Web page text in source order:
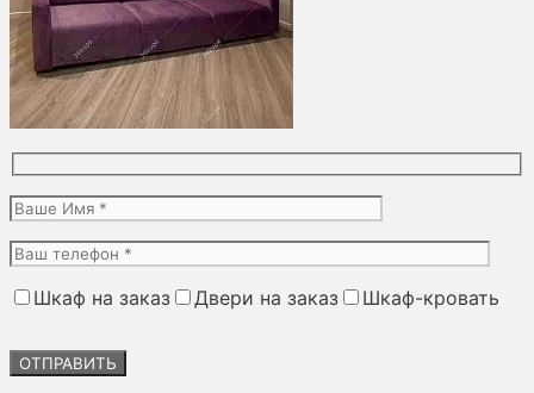
Шкаф на заказ Двери на заказ
Шкаф-кровать
это